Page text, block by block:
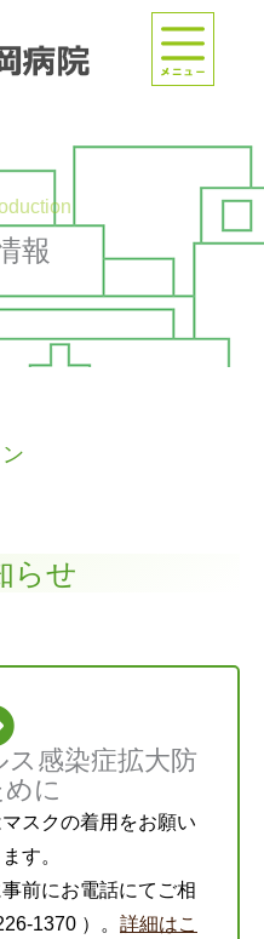
報
らせ
感染症拡大防
に
スクの着用をお願い
す。
前にお電話にてご相
1370 ）。 詳細はこ